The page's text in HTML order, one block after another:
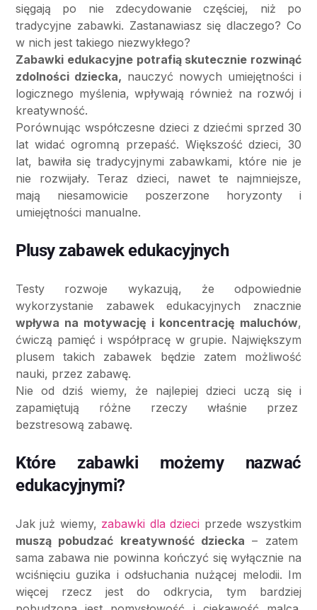
sięgają po nie zdecydowanie częściej, niż po
tradycyjne zabawki. Zastanawiasz się dlaczego? Co
w nich jest takiego niezwykłego?
Zabawki edukacyjne potrafią skutecznie rozwinąć
zdolności dziecka, nauczyć nowych umiejętności i
logicznego myślenia, wpływają również na rozwój i
kreatywność.
Porównując współczesne dzieci z dziećmi sprzed 30
lat widać ogromną przepaść. Większość dzieci, 30
lat, bawiła się tradycyjnymi zabawkami, które nie je
nie rozwijały. Teraz dzieci, nawet te najmniejsze,
mają niesamowicie poszerzone horyzonty i
umiejętności manualne.
Plusy zabawek edukacyjnych
Testy rozwoje wykazują, że odpowiednie
wykorzystanie zabawek edukacyjnych znacznie
wpływa na motywację i koncentrację maluchów,
ćwiczą pamięć i współpracę w grupie. Największym
plusem takich zabawek będzie zatem możliwość
nauki, przez zabawę.
Nie od dziś wiemy, że najlepiej dzieci uczą się i
zapamiętują różne rzeczy właśnie przez
bezstresową zabawę.
Które zabawki możemy nazwać
edukacyjnymi?
Jak już wiemy, zabawki dla dzieci przede wszystkim
muszą pobudzać kreatywność dziecka – zatem
sama zabawa nie powinna kończyć się wyłącznie na
wciśnięciu guzika i odsłuchania nużącej melodii. Im
więcej rzecz jest do odkrycia, tym bardziej